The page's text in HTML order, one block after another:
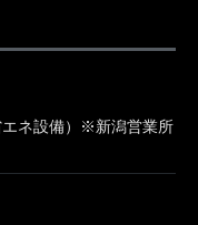
エネ設備）※新潟営業所